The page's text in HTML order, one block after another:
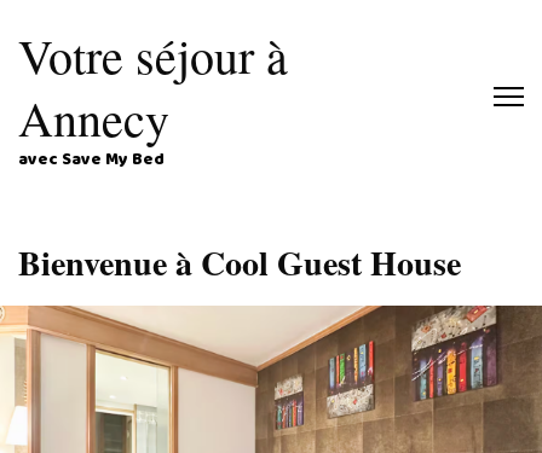
Votre séjour à
Annecy
avec Save My Bed
Bienvenue à Cool Guest House